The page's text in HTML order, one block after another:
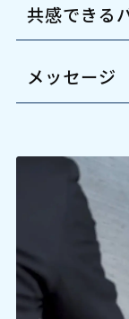
共感できる
メッセージ